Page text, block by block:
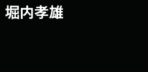
堀内孝雄